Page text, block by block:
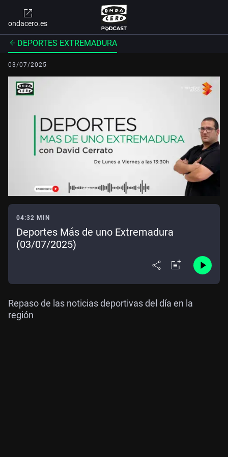
ondacero.es
DEPORTES EXTREMADURA
03/07/2025
04:32 MIN
Deportes Más de uno Extremadura
(03/07/2025)
Repaso de las noticias deportivas del día en la
región